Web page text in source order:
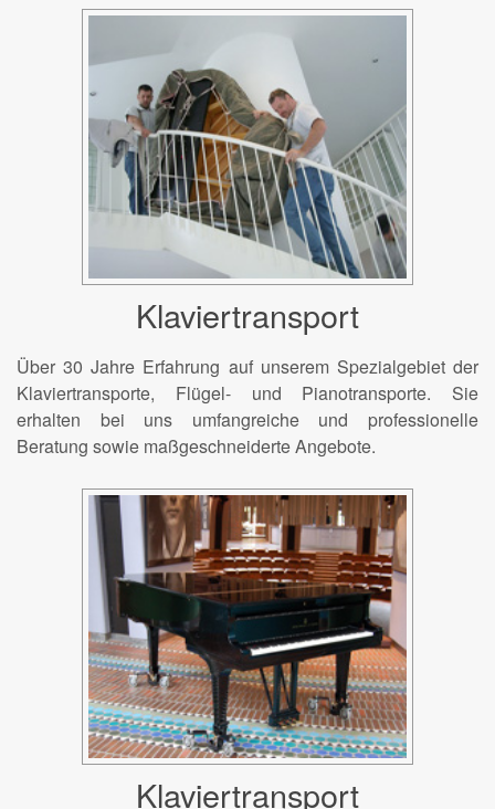
Klaviertransport
Über 30 Jahre Erfahrung auf unserem Spezialgebiet der
Klaviertransporte, Flügel- und Pianotransporte. Sie
erhalten bei uns umfangreiche und professionelle
Beratung sowie maßgeschneiderte Angebote.
Klaviertransport